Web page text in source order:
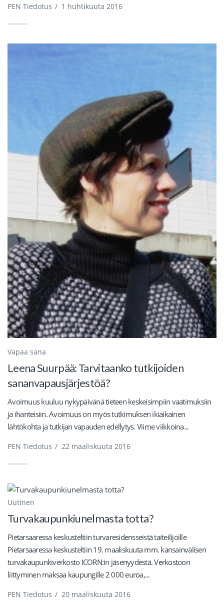
PEN Tiedotus / 1 huhtikuuta 2016
Vapaa sana
Leena Suurpää: Tarvitaanko tutkijoiden
sananvapausjärjestöä?
Avoimuus kuuluu nykypäivänä tieteen keskeisimpiin vaatimuksiin
ja ihanteisiin. Avoimuus on myös tutkimuksen ikiaikainen
lähtökohta ja tutkijan vapauden edellytys. Viime viikkoina...
PEN Tiedotus / 22 maaliskuuta 2016
Uutinen
Turvakaupunkiunelmasta totta?
Pietarsaaressa keskusteltiin turvaresidensseistä taiteilijoille
Pietarsaaressa keskusteltiin 19. maaliskuuta mm. kansainvälisen
turvakaupunkiverkosto ICORN:in jäsenyydestä. Verkostoon
liittyminen maksaa kaupungille 2 000 euroa,...
PEN Tiedotus / 20 maaliskuuta 2016